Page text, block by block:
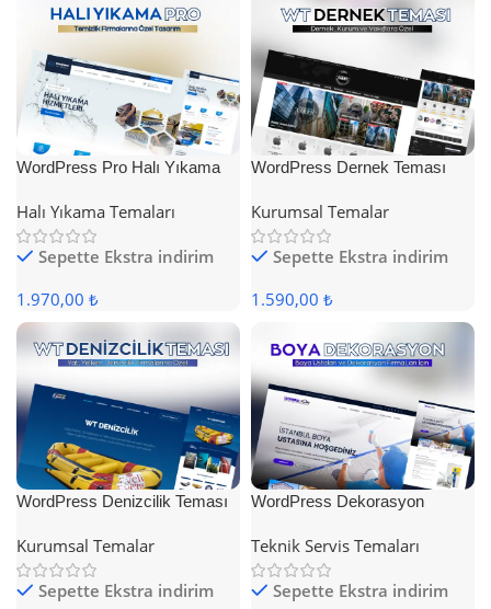
WordPress Pro Halı Yıkama
Halı Yıkama Temaları
Sepette Ekstra indirim
1.970,00 ₺
WordPress Dernek Teması
Kurumsal Temalar
Sepette Ekstra indirim
1.590,00 ₺
WordPress Denizcilik Teması
Kurumsal Temalar
Sepette Ekstra indirim
WordPress Dekorasyon
Teknik Servis Temaları
Sepette Ekstra indirim